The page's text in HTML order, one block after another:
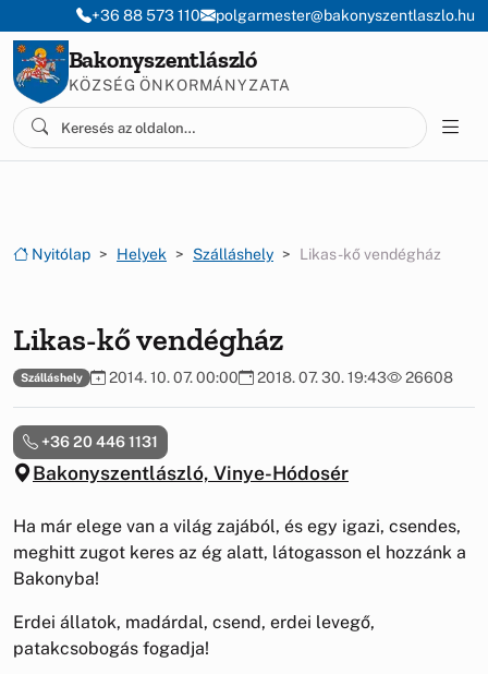
Ugrás a menüre
Ugrás a tartalomra
+36 88 573 110 polgarmester@bakonyszentlaszlo.hu
Bakonyszentlászló
KÖZSÉG ÖNKORMÁNYZATA
Nyitólap Helyek Szálláshely Likas-kő vendégház
Likas-kő vendégház
Szálláshely 2014. 10. 07. 00:00 2018. 07. 30. 19:43 26608
Bakonyszentlászló, Vinye-Hódosér
+36 20 446 1131
Ha már elege van a világ zajából, és egy igazi, csendes,
meghitt zugot keres az ég alatt, látogasson el hozzánk a
Bakonyba!
Erdei állatok, madárdal, csend, erdei levegő,
patakcsobogás fogadja!